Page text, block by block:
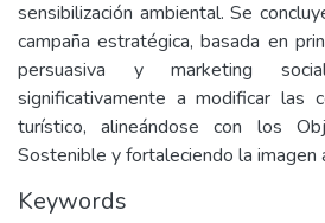
sensibilización ambiental. Se
campaña estratégica, basada en
persuasiva y marketing
significativamente a modificar las
turístico, alineándose con los
Sostenible y fortaleciendo la imagen
Keywords